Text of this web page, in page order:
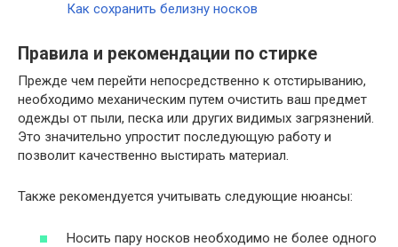
Как сохранить белизну носков
Правила и рекомендации по стирке
Прежде чем перейти непосредственно к отстирыванию,
необходимо механическим путем очистить ваш предмет
одежды от пыли, песка или других видимых загрязнений.
Это значительно упростит последующую работу и
позволит качественно выстирать материал.
Также рекомендуется учитывать следующие нюансы:
Носить пару носков необходимо не более одного